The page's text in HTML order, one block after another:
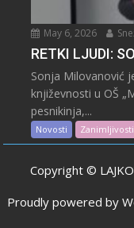
May 6, 2026
RETKI LJUDI:
Sonja Milovanović
književnosti u OŠ
pesnikinja,...
Novosti Zanimljivosti
Copyright ©
Proudly powered by